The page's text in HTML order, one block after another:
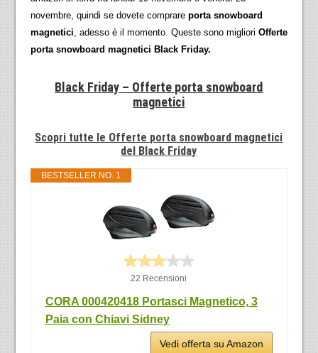
novembre, quindi se dovete comprare porta snowboard
magnetici , adesso è il momento. Queste sono migliori Offerte
porta snowboard magnetici Black Friday.
Black Friday – Offerte porta snowboard
magnetici
Scopri tutte le Offerte porta snowboard magnetici
del Black Friday
BESTSELLER NO. 1
22 Recensioni
CORA 000420418 Portasci Magnetico, 3
Paia con Chiavi Sidney
Vedi offerta su Amazon